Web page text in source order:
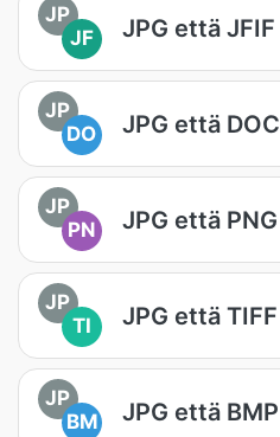
JP
JF
JPG että JFIF
JP
DO
JPG että DOC
JP
PN
JPG että PNG
JP
TI
JPG että TIFF
JP
BM
JPG että BMP